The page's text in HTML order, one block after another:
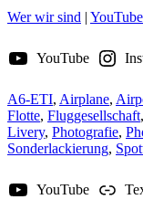
Wer wir sind | YouTube
YouTube
A6-ETI, Airplane,
Flotte, Fluggesellschaft,
Livery, Photografie,
Sonderlackierung,
YouTube